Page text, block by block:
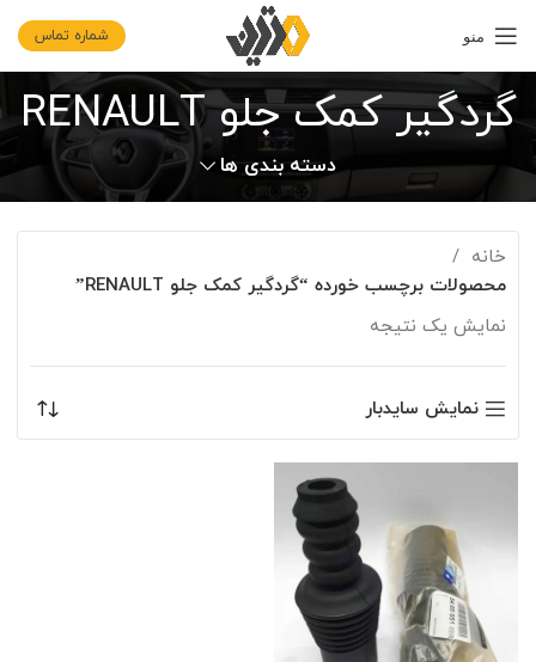
منو شماره تماس
گردگیر کمک جلو RENAULT
دسته بندی ها
خانه
محصولات برچسب خورده “گردگیر کمک جلو RENAULT”
نمایش یک نتیجه
نمایش سایدبار